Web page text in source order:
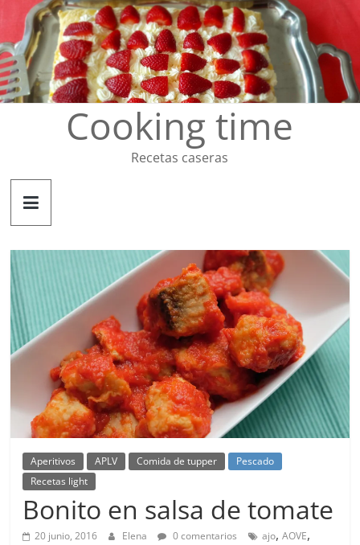
Saltar
contenido
Cooking time
Recetas caseras
Aperitivos APLV Comida de tupper
Pescado
Recetas light
Bonito en salsa de tomate
20 junio, 2016 Elena 0 comentarios ajo,AOVE,